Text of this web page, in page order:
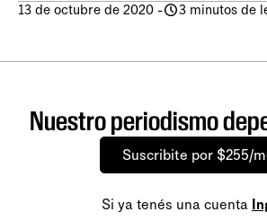
13 de octubre de 2020 - 3 minutos de
Nuestro periodismo
Suscribite por $255/
Si ya tenés una cuenta